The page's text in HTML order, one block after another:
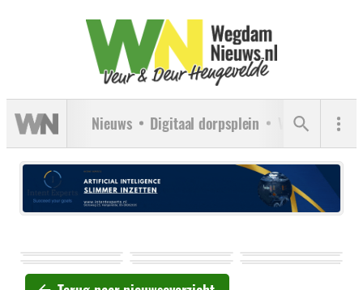
Nieuws Digitaal dorpsplein Verenigingen